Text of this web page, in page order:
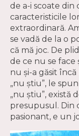
de a-i scoate din
caracteristicile
extraordinară.
se vadă de la o
că mă joc. De
de ce nu se face
nu şi-a găsit încă
„nu ştiu”, le
„nu ştiu”, există
presupusul. Din
pasionant, e un